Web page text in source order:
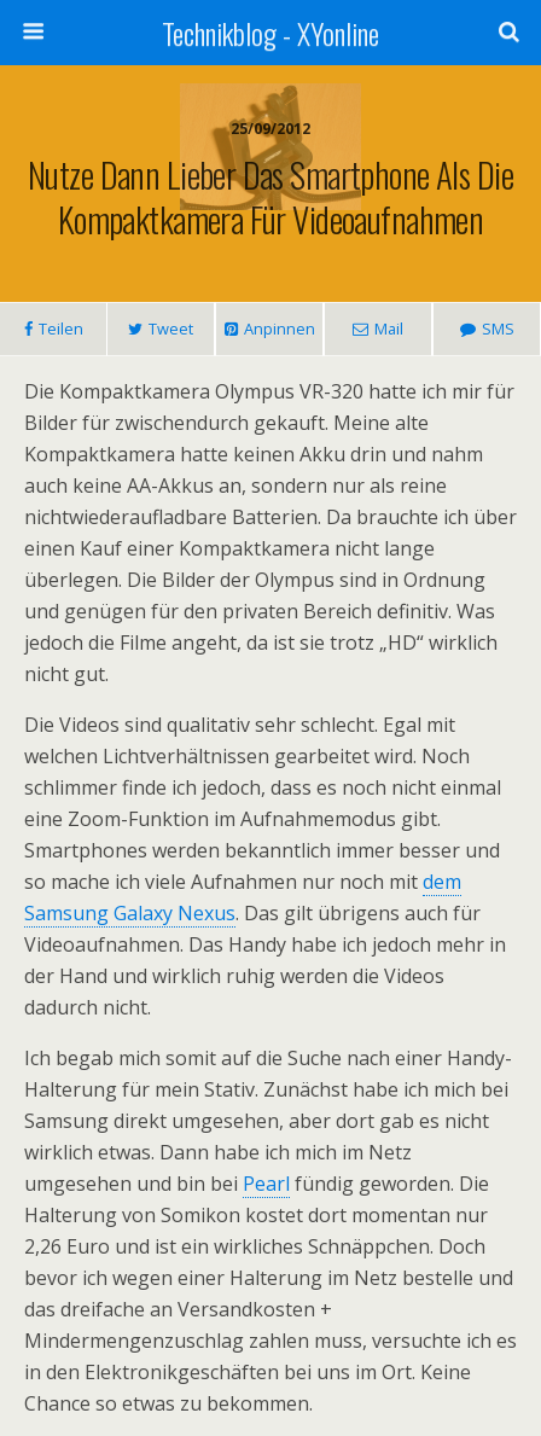
Technikblog - XYonline
25/09/2012
Nutze Dann Lieber Das Smartphone Als Die
Kompaktkamera Für Videoaufnahmen
Teilen Tweet Anpinnen Mail SMS
Die Kompaktkamera Olympus VR-320 hatte ich mir für
Bilder für zwischendurch gekauft. Meine alte
Kompaktkamera hatte keinen Akku drin und nahm
auch keine AA-Akkus an, sondern nur als reine
nichtwiederaufladbare Batterien. Da brauchte ich über
einen Kauf einer Kompaktkamera nicht lange
überlegen. Die Bilder der Olympus sind in Ordnung
und genügen für den privaten Bereich definitiv. Was
jedoch die Filme angeht, da ist sie trotz „HD“ wirklich
nicht gut.
Die Videos sind qualitativ sehr schlecht. Egal mit
welchen Lichtverhältnissen gearbeitet wird. Noch
schlimmer finde ich jedoch, dass es noch nicht einmal
eine Zoom-Funktion im Aufnahmemodus gibt.
Smartphones werden bekanntlich immer besser und
so mache ich viele Aufnahmen nur noch mitdem
Samsung Galaxy Nexus. Das gilt übrigens auch für
Videoaufnahmen. Das Handy habe ich jedoch mehr in
der Hand und wirklich ruhig werden die Videos
dadurch nicht.
Ich begab mich somit auf die Suche nach einer Handy-
Halterung für mein Stativ. Zunächst habe ich mich bei
Samsung direkt umgesehen, aber dort gab es nicht
wirklich etwas. Dann habe ich mich im Netz
umgesehen und bin bei Pearl fündig geworden. Die
Halterung von Somikon kostet dort momentan nur
2,26 Euro und ist ein wirkliches Schnäppchen. Doch
bevor ich wegen einer Halterung im Netz bestelle und
das dreifache an Versandkosten +
Mindermengenzuschlag zahlen muss, versuchte ich es
in den Elektronikgeschäften bei uns im Ort. Keine
Chance so etwas zu bekommen.